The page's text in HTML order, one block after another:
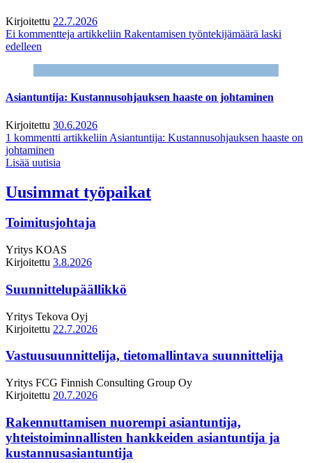
Kirjoitettu 22.7.2026
Ei kommentteja artikkeliin Rakentamisen työntekijämäärä laski
edelleen
Asiantuntija: Kustannusohjauksen haaste on johtaminen
Kirjoitettu 30.6.2026
1 kommentti artikkeliin Asiantuntija: Kustannusohjauksen haaste on
johtaminen
Lisää uutisia
Uusimmat työpaikat
Toimitusjohtaja
Yritys KOAS
Kirjoitettu 3.8.2026
Suunnittelupäällikkö
Yritys Tekova Oyj
Kirjoitettu 22.7.2026
Vastuusuunnittelija, tietomallintava suunnittelija
Yritys FCG Finnish Consulting Group Oy
Kirjoitettu 20.7.2026
Rakennuttamisen nuorempi asiantuntija,
yhteistoiminnallisten hankkeiden asiantuntija ja
kustannusasiantuntija